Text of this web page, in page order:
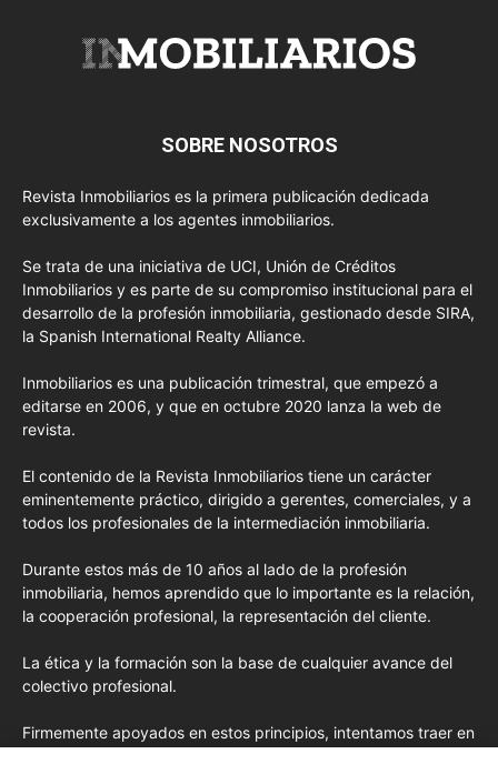
SOBRE NOSOTROS
Revista Inmobiliarios es la primera publicación dedicada
exclusivamente a los agentes inmobiliarios.
Se trata de una iniciativa de UCI, Unión de Créditos
Inmobiliarios y es parte de su compromiso institucional para el
desarrollo de la profesión inmobiliaria, gestionado desde SIRA,
la Spanish International Realty Alliance.
Inmobiliarios es una publicación trimestral, que empezó a
editarse en 2006, y que en octubre 2020 lanza la web de
revista.
El contenido de la Revista Inmobiliarios tiene un carácter
eminentemente práctico, dirigido a gerentes, comerciales, y a
todos los profesionales de la intermediación inmobiliaria.
Durante estos más de 10 años al lado de la profesión
inmobiliaria, hemos aprendido que lo importante es la relación,
la cooperación profesional, la representación del cliente.
La ética y la formación son la base de cualquier avance del
colectivo profesional.
Firmemente apoyados en estos principios, intentamos traer en